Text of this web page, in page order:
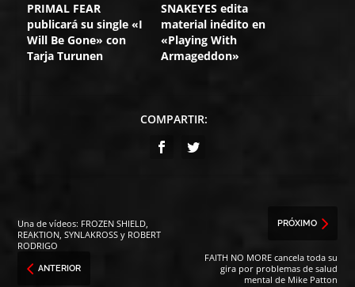
PRIMAL FEAR
publicará su single «I
Will Be Gone» con
Tarja Turunen
SNAKEYES edita
material inédito en
«Playing With
Armageddon»
COMPARTIR:
Una de vídeos: FROZEN SHIELD,
REAKTION, SYNLAKROSS y ROBERT
RODRIGO
ANTERIOR
PRÓXIMO
FAITH NO MORE cancela toda su
gira por problemas de salud
mental de Mike Patton